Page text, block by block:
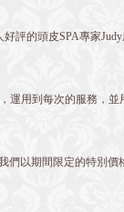
好評的頭皮SPA專家
運用到每次的服務，並
們以期間限定的特別價